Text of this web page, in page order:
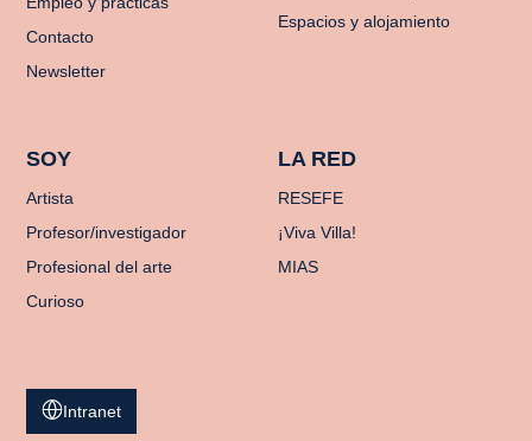
Contacto
Newsletter
Espacios y alojamiento
SOY
Artista
Profesor/investigador
Profesional del arte
Curioso
LA RED
RESEFE
¡Viva Villa!
MIAS
Intranet